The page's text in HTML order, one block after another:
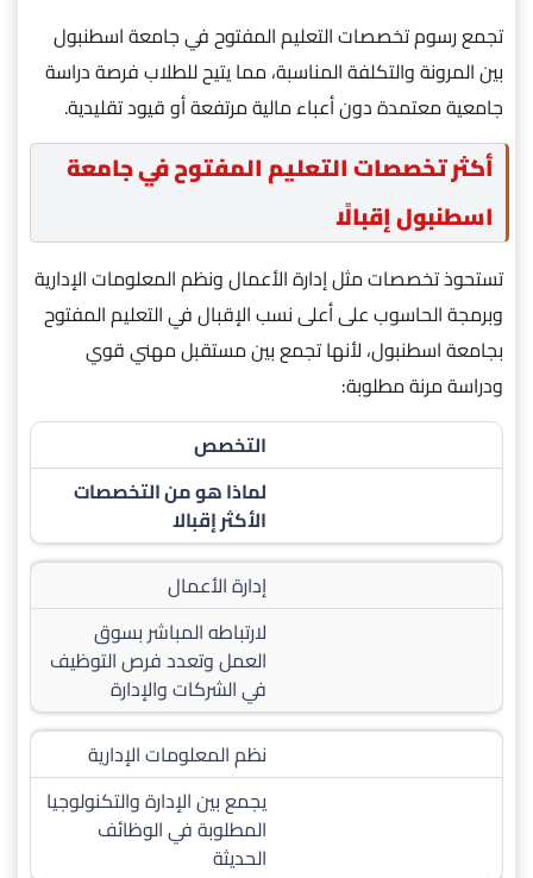
تجمع رسوم تخصصات التعليم المفتوح في جامعة اسطنبول
بين المرونة والتكلفة المناسبة، مما يتيح للطلاب فرصة دراسة
جامعية معتمدة دون أعباء مالية مرتفعة أو قيود تقليدية.
أكثر تخصصات التعليم المفتوح في جامعة
اسطنبول إقبالًا
تستحوذ تخصصات مثل إدارة الأعمال ونظم المعلومات الإدارية
وبرمجة الحاسوب على أعلى نسب الإقبال في التعليم المفتوح
بجامعة اسطنبول، لأنها تجمع بين مستقبل مهني قوي
ودراسة مرنة مطلوبة:
التخصص
لماذا هو من التخصصات
الأكثر إقبالا
إدارة الأعمال
لارتباطه المباشر بسوق
العمل وتعدد فرص التوظيف
في الشركات والإدارة
نظم المعلومات الإدارية
يجمع بين الإدارة والتكنولوجيا
المطلوبة في الوظائف
الحديثة